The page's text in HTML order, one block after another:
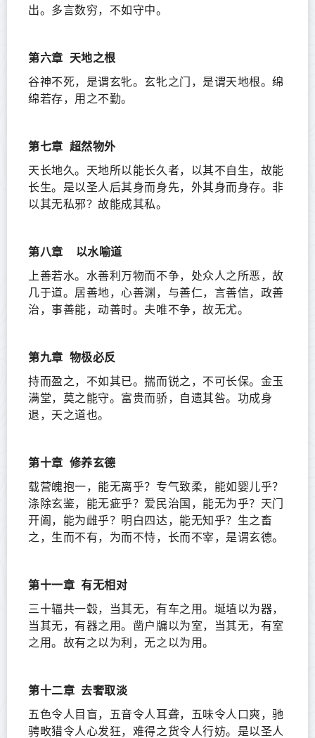
出。多言数穷，不如守中。
第六章
天地之根
谷神不死，是谓玄牝。玄牝之门，是谓天地根。绵
绵若存，用之不勤。
第七章 超然物外
天长地久。天地所以能长久者，以其不自生，故能
长生。是以圣人后其身而身先，外其身而身存。非
以其无私邪？故能成其私。
第八章
以水喻道
上善若水。水善利万物而不争，处众人之所恶，故
几于道。居善地，心善渊，与善仁，言善信，政善
治，事善能，动善时。夫唯不争，故无尤。
第九章 物极必反
持而盈之，不如其已。揣而锐之，不可长保。金玉
满堂，莫之能守。富贵而骄，自遗其咎。功成身
退，天之道也。
第十章 修养玄德
载营魄抱一，能无离乎？专气致柔，能如婴儿乎？
涤除玄鉴，能无疵乎？爱民治国，能无为乎？天门
开阖，能为雌乎？明白四达，能无知乎？生之畜
之，生而不有，为而不恃，长而不宰，是谓玄德。
第十一章 有无相对
三十辐共一毂，当其无，有车之用。埏埴以为器，
当其无，有器之用。凿户牖以为室，当其无，有室
之用。故有之以为利，无之以为用。
第十二章 去奢取淡
五色令人目盲，五音令人耳聋，五味令人口爽，驰
骋畋猎令人心发狂，难得之货令人行妨。是以圣人